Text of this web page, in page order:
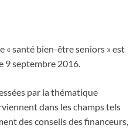
santé bien-être seniors » est
9 septembre 2016.
par la thématique
dans les champs tels
des conseils des financeurs,